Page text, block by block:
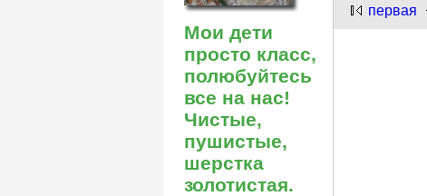
Мои дети
просто класс,
полюбуйтесь
все на нас!
Чистые,
пушистые,
шерстка
золотистая.
первая